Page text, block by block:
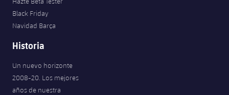
Black Friday
Navidad Barça
Historia
Un nuevo horizonte
2008-20. Los mejores
años de nuestra